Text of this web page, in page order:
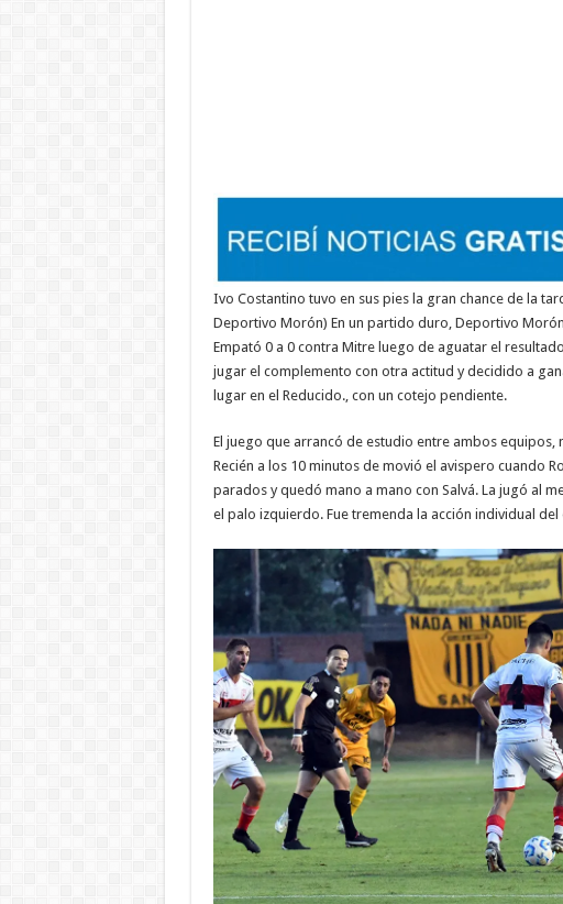
Ivo Costantino tuvo en sus pies la gran chance de la
Deportivo Morón) En un partido duro, Deportivo
Empató 0 a 0 contra Mitre luego de aguatar el
jugar el complemento con otra actitud y decidido a
lugar en el Reducido., con un cotejo pendiente.
El juego que arrancó de estudio entre ambos
Recién a los 10 minutos de movió el avispero cuando
parados y quedó mano a mano con Salvá. La jugó al
el palo izquierdo. Fue tremenda la acción individual